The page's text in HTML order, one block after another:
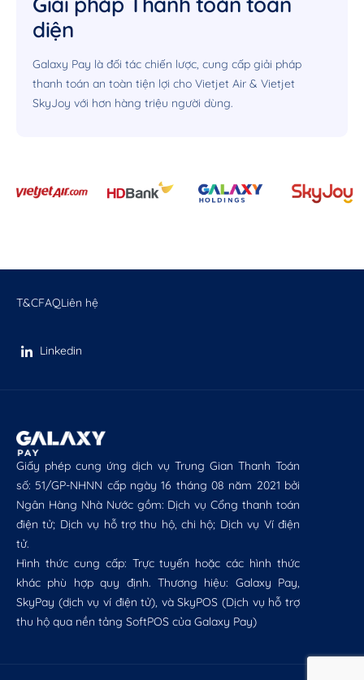
diện
Galaxy Pay là đối tác chiến lược, cung cấp giải pháp
thanh toán an toàn tiện lợi cho Vietjet Air & Vietjet
SkyJoy với hơn hàng triệu người dùng.
T&CFAQLiên hệ
Linkedin
Giấy phép cung ứng dịch vụ Trung Gian Thanh Toán
số: 51/GP-NHNN cấp ngày 16 tháng 08 năm 2021 bởi
Ngân Hàng Nhà Nước gồm: Dịch vụ Cổng thanh toán
điện tử; Dịch vụ hỗ trợ thu hộ, chi hộ; Dịch vụ Ví điện
tử.
Hình thức cung cấp: Trực tuyến hoặc các hình thức
khác phù hợp quy định. Thương hiệu: Galaxy Pay,
SkyPay (dịch vụ ví điện tử), và SkyPOS (Dịch vụ hỗ trợ
thu hộ qua nền tảng SoftPOS của Galaxy Pay)